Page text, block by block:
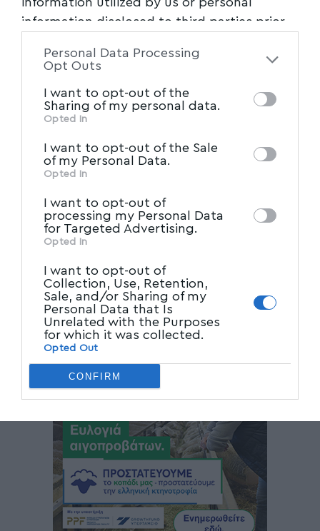
information disclosed to third parties prior
of the further disclosure of your personal
of downstream participants. This
information may also be disclosed by us to
Participantsthat may further disclose it to
other third parties.
Personal Data Processing
Opt Outs
I want to opt-out of the
Sharing of my personal data.
Opted In
I want to opt-out of the Sale
of my Personal Data.
Opted In
I want to opt-out of
processing my Personal Data
for Targeted Advertising.
Opted In
I want to opt-out of
Collection, Use, Retention,
Sale, and/or Sharing of my
Personal Data that Is
Unrelated with the Purposes
for which it was collected.
Opted Out
CONFIRM